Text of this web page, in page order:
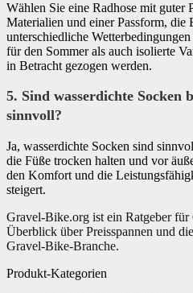
Wählen Sie eine Radhose mit guter
Materialien und einer Passform, die
unterschiedliche
für den Sommer als auch isolierte
in Betracht gezogen werden.
5. Sind wasserdichte Socken
sinnvoll?
Ja, wasserdichte Socken sind
die Füße trocken halten und vor
den Komfort und die
steigert.
Gravel-Bike.org ist ein Ratgeber
Überblick über Preisspannen und
Gravel-Bike-Branche.
Produkt-Kategorien